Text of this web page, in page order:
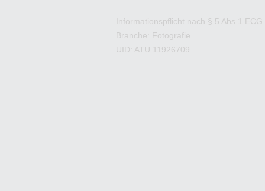
Informationspflicht nach § 5 Abs.1 ECG
Branche: Fotografie
UID: ATU 11926709